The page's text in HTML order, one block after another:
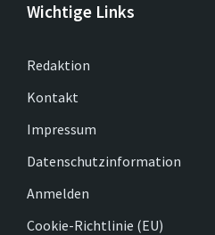
Wichtige Links
Redaktion
Kontakt
Impressum
Datenschutzinformation
Anmelden
Cookie-Richtlinie (EU)